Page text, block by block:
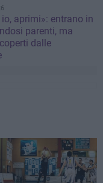
aprimi»: entrano in
parenti, ma
dalle